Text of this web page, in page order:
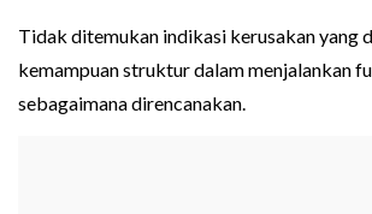
Tidak ditemukan indikasi kerusakan yang
kemampuan struktur dalam menjalankan
sebagaimana direncanakan.